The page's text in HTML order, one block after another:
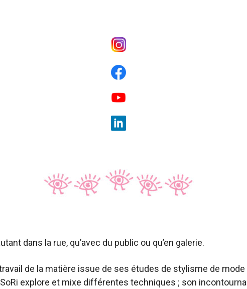
dans la rue, qu’avec du public ou qu’en galerie.
de la matière issue de ses études de stylisme de
explore et mixe différentes techniques ; son